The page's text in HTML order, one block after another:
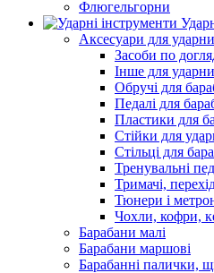
Флюгельгорни
Аксесуари для
Засоби по
Інше для
Обручі для
Педалі для
Пластики для
Стійки для
Стільці для
Тренувальні
Тримачі,
Тюнери і
Чохли, кофри,
Барабани малі
Барабани маршові
Барабанні палички,